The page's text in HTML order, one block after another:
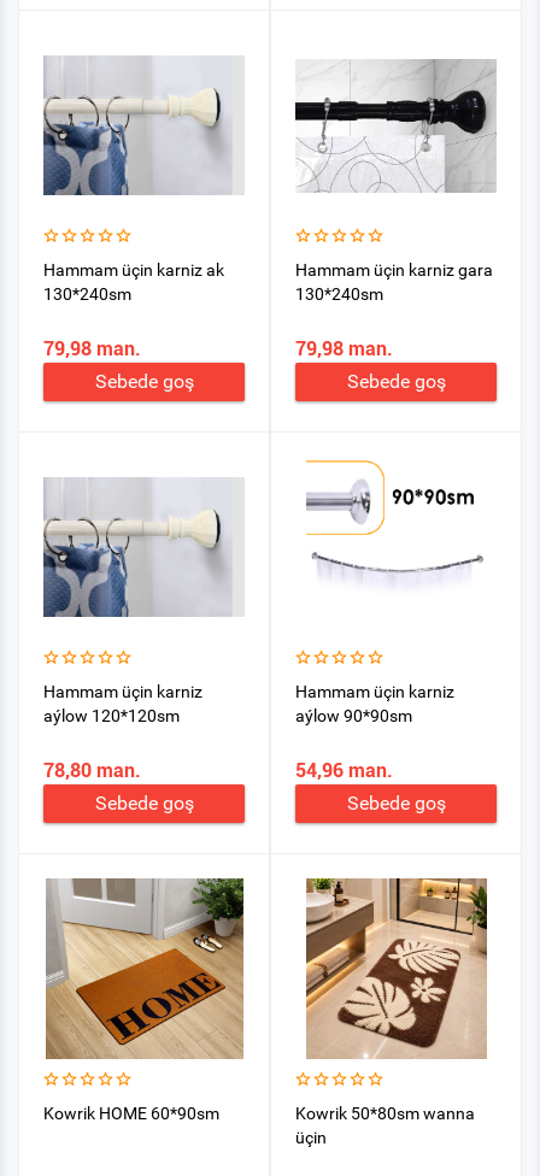
Hammam üçin karniz ak
130*240sm
79,98 man.
Sebede goş
Hammam üçin karniz gara
130*240sm
79,98 man.
Sebede goş
Hammam üçin karniz
aýlow 120*120sm
78,80 man.
Sebede goş
Hammam üçin karniz
aýlow 90*90sm
54,96 man.
Sebede goş
Kowrik HOME 60*90sm
Kowrik 50*80sm wanna
üçin